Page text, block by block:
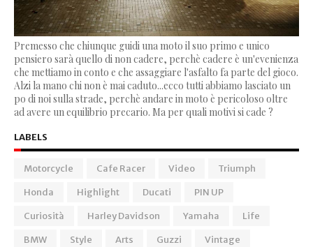
Premesso che chiunque guidi una moto il suo primo e unico
pensiero sarà quello di non cadere, perchè cadere è un'evenienza
che mettiamo in conto e che assaggiare l'asfalto fa parte del gioco.
Alzi la mano chi non è mai caduto...ecco tutti abbiamo lasciato un
po di noi sulla strade, perchè andare in moto è pericoloso oltre
ad avere un equilibrio precario. Ma per quali motivi si cade ?
LABELS
Motorcycle Cafe Racer Video
Triumph
Honda
Highlight Ducati
PIN UP
Curiosità
Harley Davidson Yamaha
Life
BMW
Style Arts Guzzi
Vintage